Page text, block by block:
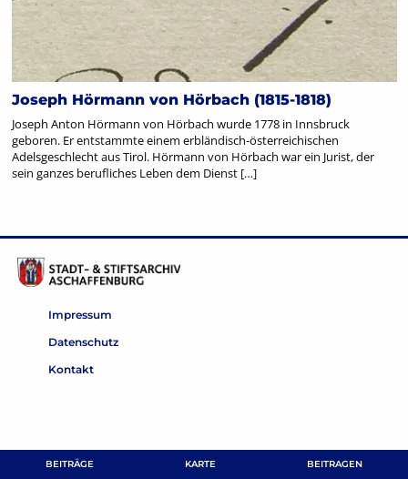
BEITRÄGE KARTE BEITRAGEN
Joseph Hörmann von Hörbach (1815-1818)
Joseph Anton Hörmann von Hörbach wurde 1778 in Innsbruck
geboren. Er entstammte einem erbländisch-österreichischen
Adelsgeschlecht aus Tirol. Hörmann von Hörbach war ein Jurist, der
sein ganzes berufliches Leben dem Dienst […]
Impressum
Datenschutz
Kontakt